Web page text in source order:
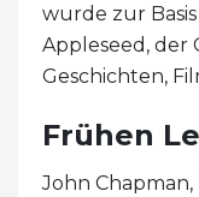
wurde zur
Appleseed, der
Geschichten,
Frühen
John